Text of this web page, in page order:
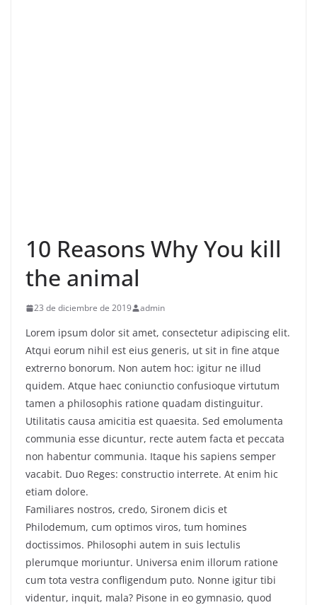
10 Reasons Why You kill
the animal
23 de diciembre de 2019 admin
Lorem ipsum dolor sit amet, consectetur adipiscing elit.
Atqui eorum nihil est eius generis, ut sit in fine atque
extrerno bonorum. Non autem hoc: igitur ne illud
quidem. Atque haec coniunctio confusioque virtutum
tamen a philosophis ratione quadam distinguitur.
Utilitatis causa amicitia est quaesita. Sed emolumenta
communia esse dicuntur, recte autem facta et peccata
non habentur communia. Itaque his sapiens semper
vacabit. Duo Reges: constructio interrete. At enim hic
etiam dolore.
Familiares nostros, credo, Sironem dicis et
Philodemum, cum optimos viros, tum homines
doctissimos. Philosophi autem in suis lectulis
plerumque moriuntur. Universa enim illorum ratione
cum tota vestra confligendum puto. Nonne igitur tibi
videntur, inquit, mala? Pisone in eo gymnasio, quod